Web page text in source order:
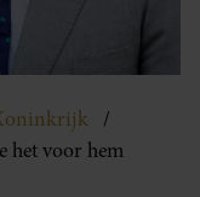
het voor hem